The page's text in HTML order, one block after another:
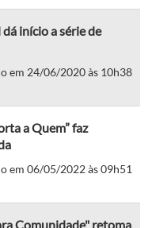
início a série de
em 24/06/2020 às 10h38
a Quem” faz
em 06/05/2022 às 09h51
Comunidade" retoma